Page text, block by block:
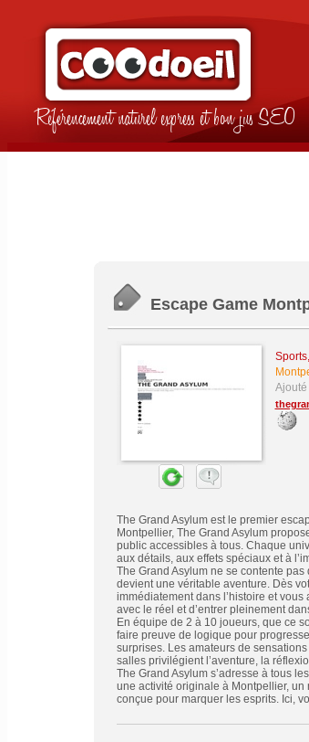
Référencement naturel express et bon jus SEO
Escape Game
The Grand Asylum est le premier
Montpellier, The Grand Asylum
public accessibles à tous. Chaque
aux détails, aux effets spéciaux et à
The Grand Asylum ne se contente
devient une véritable aventure. Dès
immédiatement dans l’histoire et
avec le réel et d’entrer pleinement
En équipe de 2 à 10 joueurs, que ce
faire preuve de logique pour
surprises. Les amateurs de
salles privilégient l’aventure, la
The Grand Asylum s’adresse à tous
une activité originale à Montpellier,
conçue pour marquer les esprits. Ici,